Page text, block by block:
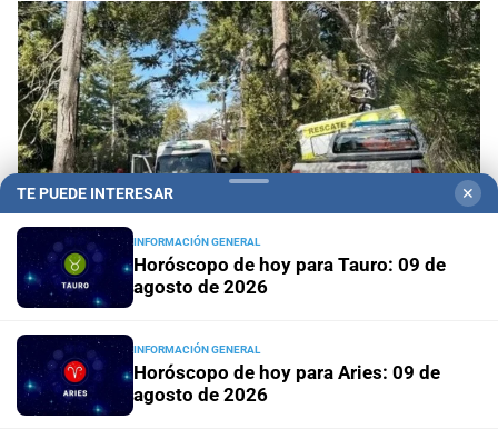
Tragedia en Bariloche Murió una nena de 3 años
tras caer con sus padres al lago Nahuel Huapi
TE PUEDE INTERESAR ✕
INFORMACIÓN GENERAL
Horóscopo de hoy para Tauro: 09 de
agosto de 2026
INFORMACIÓN GENERAL
Horóscopo de hoy para Aries: 09 de
agosto de 2026